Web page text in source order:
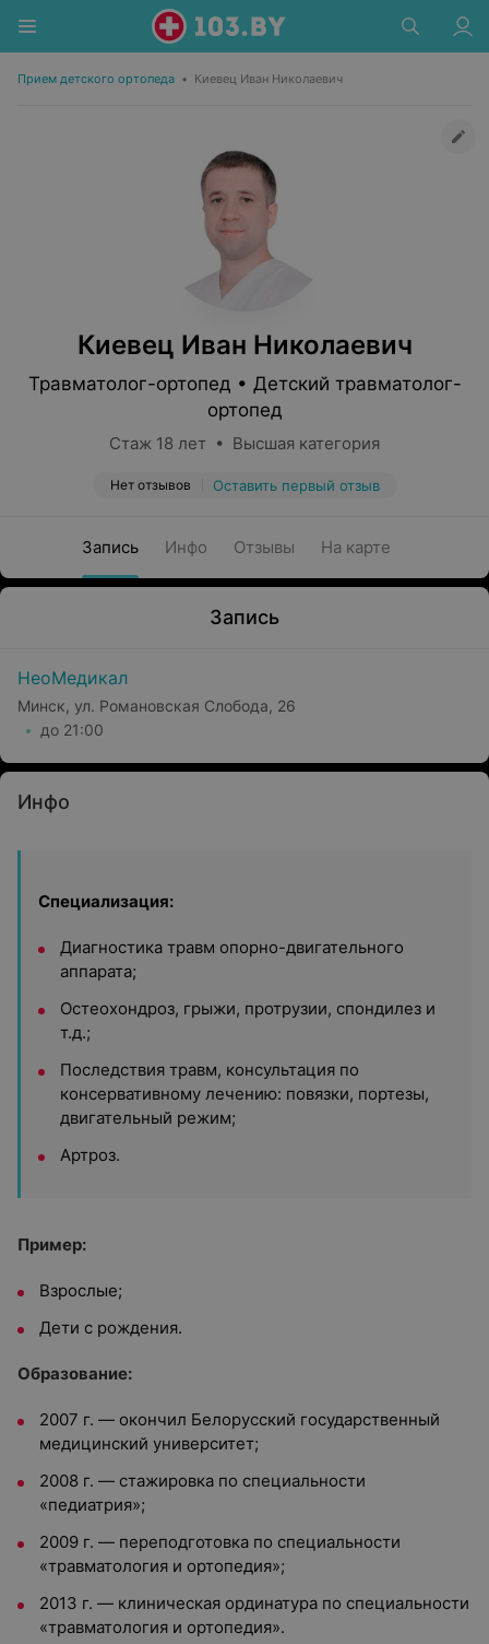
Прием детского ортопеда • Киевец Иван Николаевич
Киевец Иван Николаевич
Травматолог-ортопед • Детский травматолог-
ортопед
Стаж 18 лет • Высшая категория
Нет отзывов Оставить первый отзыв
Запись Инфо Отзывы На карте
Запись
НеоМедикал
Минск, ул. Романовская Слобода, 26
до 21:00
Инфо
Специализация:
Диагностика травм опорно-двигательного
аппарата;
Остеохондроз, грыжи, протрузии, спондилез и
т.д.;
Последствия травм, консультация по
консервативному лечению: повязки, портезы,
двигательный режим;
Артроз.
Пример:
Взрослые;
Дети с рождения.
Образование:
2007 г. — окончил Белорусский государственный
медицинский университет;
2008 г. — стажировка по специальности
«педиатрия»;
2009 г. — переподготовка по специальности
«травматология и ортопедия»;
2013 г. — клиническая ординатура по специальности
«травматология и ортопедия».